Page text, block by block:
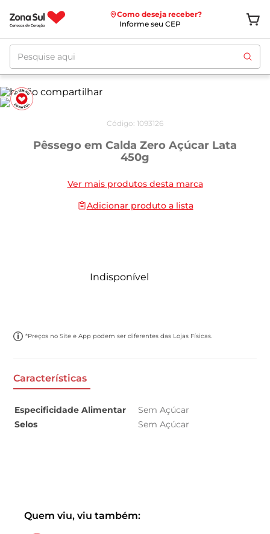
Como deseja receber?
Informe seu CEP
Pesquise aqui
Código: 1093126
Pêssego em Calda Zero Açúcar Lata
450g
Ver mais produtos desta marca
Adicionar produto a lista
Indisponível
*Preços no Site e App podem ser diferentes das Lojas Físicas.
Características
Especificidade Alimentar
Sem Açúcar
Selos
Sem Açúcar
Quem viu, viu também: